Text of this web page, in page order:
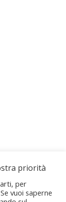
priorità
per
vuoi saperne